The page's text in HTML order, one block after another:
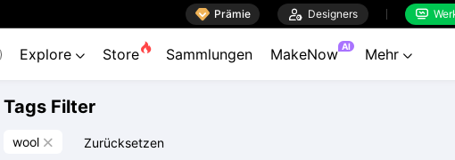
 Prämie  Designers 
Explore  Store Sammlungen MakeNow AI Mehr 
Tags Filter
wool  Zurücksetzen